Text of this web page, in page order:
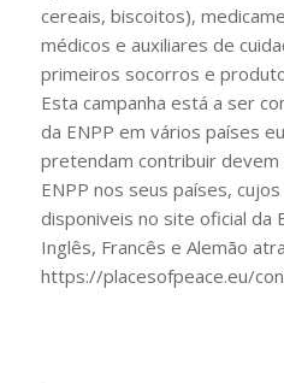
cereais, biscoitos),
médicos e auxiliares de
primeiros socorros e
Esta campanha está a ser
da ENPP em vários países
pretendam contribuir
ENPP nos seus países,
disponiveis no site oficial da
Inglês, Francês e Alemão
https://placesofpeace.eu/